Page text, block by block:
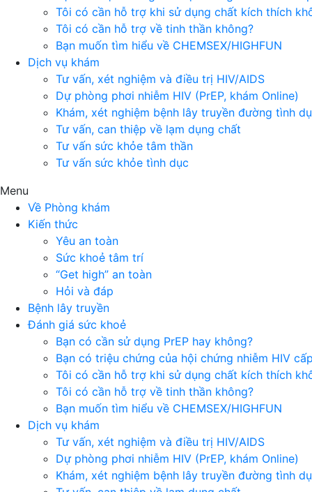
Tôi có cần hỗ trợ khi sử dụng chất kích thích
Tôi có cần hỗ trợ về tinh thần không?
Bạn muốn tìm hiểu về CHEMSEX/HIGHFUN
Dịch vụ khám
Tư vấn, xét nghiệm và điều trị HIV/AIDS
Dự phòng phơi nhiễm HIV (PrEP, khám Online)
Khám, xét nghiệm bệnh lây truyền đường tình
Tư vấn, can thiệp về lạm dụng chất
Tư vấn sức khỏe tâm thần
Tư vấn sức khỏe tình dục
Menu
Về Phòng khám
Kiến thức
Yêu an toàn
Sức khoẻ tâm trí
“Get high” an toàn
Hỏi và đáp
Bệnh lây truyền
Đánh giá sức khoẻ
Bạn có cần sử dụng PrEP hay không?
Bạn có triệu chứng của hội chứng nhiễm HIV
Tôi có cần hỗ trợ khi sử dụng chất kích thích
Tôi có cần hỗ trợ về tinh thần không?
Bạn muốn tìm hiểu về CHEMSEX/HIGHFUN
Dịch vụ khám
Tư vấn, xét nghiệm và điều trị HIV/AIDS
Dự phòng phơi nhiễm HIV (PrEP, khám Online)
Khám, xét nghiệm bệnh lây truyền đường tình